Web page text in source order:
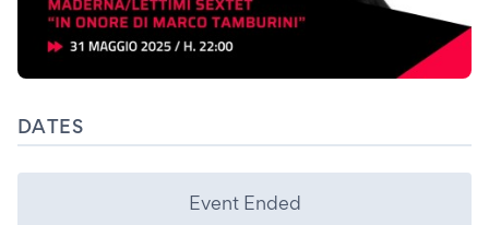
DATES
Event Ended